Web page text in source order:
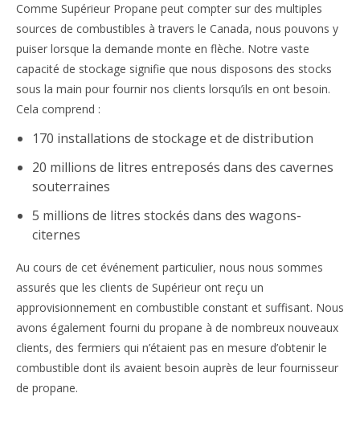
Comme Supérieur Propane peut compter sur des multiples
sources de combustibles à travers le Canada, nous pouvons y
puiser lorsque la demande monte en flèche. Notre vaste
capacité de stockage signifie que nous disposons des stocks
sous la main pour fournir nos clients lorsqu’ils en ont besoin.
Cela comprend :
170 installations de stockage et de distribution
20 millions de litres entreposés dans des cavernes
souterraines
5 millions de litres stockés dans des wagons-
citernes
Au cours de cet événement particulier, nous nous sommes
assurés que les clients de Supérieur ont reçu un
approvisionnement en combustible constant et suffisant. Nous
avons également fourni du propane à de nombreux nouveaux
clients, des fermiers qui n’étaient pas en mesure d’obtenir le
combustible dont ils avaient besoin auprès de leur fournisseur
de propane.